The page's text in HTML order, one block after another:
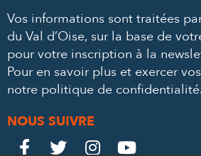
*
Vos informations sont traitées
du Val d’Oise, sur la base de
pour votre inscription à la
Pour en savoir plus et exercer
notre politique de confidentialité
NOUS SUIVRE
Le
 Le
 Le
 Le
